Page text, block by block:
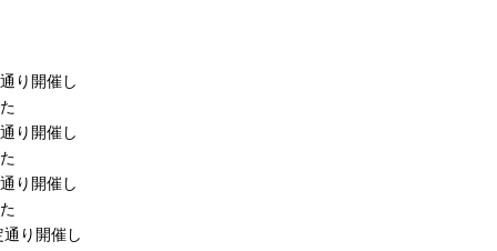
り開催し
り開催し
り開催し
り開催し